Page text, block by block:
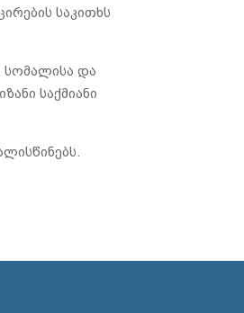
საკითხს
სომალისა და
საქმიანი